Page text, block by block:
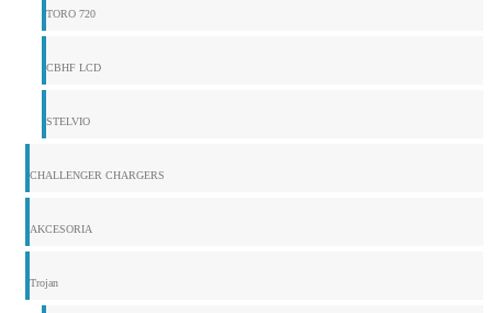
TORO 720
CBHF LCD
STELVIO
CHALLENGER CHARGERS
AKCESORIA
Trojan